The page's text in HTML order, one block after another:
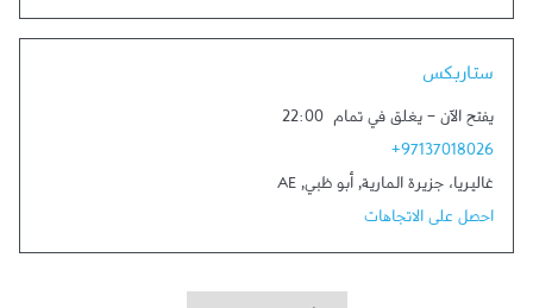
ستاربكس
يفتح الآن - يغلق في تمام 22:00
+97137018026
غاليريا، جزيرة المارية, أبو ظبي,
AE
احصل على الاتجاهات